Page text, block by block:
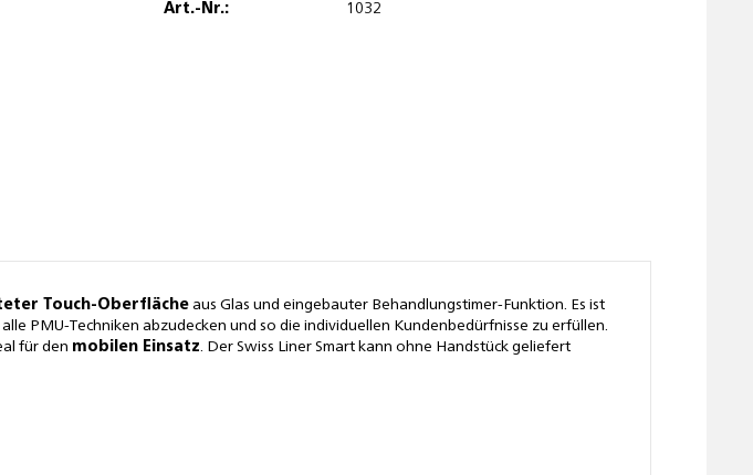
Art.-Nr.: 1032
Touch-Oberfläche aus Glas und eingebauter Behandlungstimer-Funktion. Es ist
PMU-Techniken abzudecken und so die individuellen Kundenbedürfnisse zu erfüllen.
für den mobilen Einsatz. Der Swiss Liner Smart kann ohne Handstück geliefert